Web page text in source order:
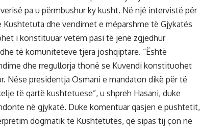
pa u përmbushur ky kusht. Në një intervistë për
dhe vendimet e mëparshme të Gjykatës
i konstituuar vetëm pasi të jenë zgjedhur
të komuniteteve tjera joshqiptare. “Është
dhe rregullorja thonë se Kuvendi konstituohet
Nëse presidentja Osmani e mandaton dikë për të
të qartë kushtetuese”, u shpreh Hasani, duke
në gjykatë. Duke komentuar qasjen e pushtetit,
dogmatik të Kushtetutës, që sipas tij çon në